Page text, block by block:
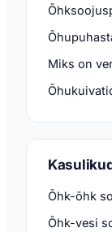
Miks on
Õhk-õhk
Õhk-vesi